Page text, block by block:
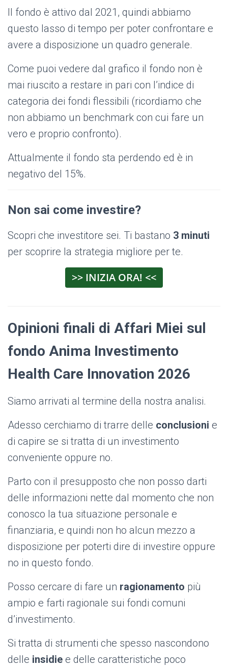
Il fondo è attivo dal 2021, quindi abbiamo
questo lasso di tempo per poter confrontare e
avere a disposizione un quadro generale.
Come puoi vedere dal grafico il fondo non è
mai riuscito a restare in pari con l’indice di
categoria dei fondi flessibili (ricordiamo che
non abbiamo un benchmark con cui fare un
vero e proprio confronto).
Attualmente il fondo sta perdendo ed è in
negativo del 15%.
Non sai come investire?
Scopri che investitore sei. Ti bastano 3 minuti
per scoprire la strategia migliore per te.
>> INIZIA ORA! <<
Opinioni finali di Affari Miei sul
fondo Anima Investimento
Health Care Innovation 2026
Siamo arrivati al termine della nostra analisi.
Adesso cerchiamo di trarre delle conclusioni e
di capire se si tratta di un investimento
conveniente oppure no.
Parto con il presupposto che non posso darti
delle informazioni nette dal momento che non
conosco la tua situazione personale e
finanziaria, e quindi non ho alcun mezzo a
disposizione per poterti dire di investire oppure
no in questo fondo.
Posso cercare di fare un ragionamento più
ampio e farti ragionale sui fondi comuni
d’investimento.
Si tratta di strumenti che spesso nascondono
delle insidie e delle caratteristiche poco